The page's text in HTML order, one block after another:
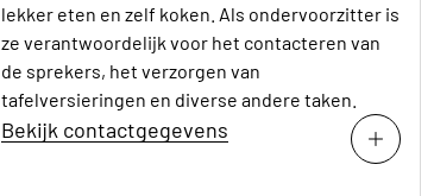
lekker eten en zelf koken. Als ondervoorzitter is
ze verantwoordelijk voor het contacteren van
de sprekers, het verzorgen van
tafelversieringen en diverse andere taken.
Bekijk contactgegevens